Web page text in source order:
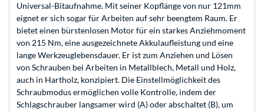
Universal-Bitaufnahme. Mit seiner Kopflänge von nur 121mm
eignet er sich sogar für Arbeiten auf sehr beengtem Raum. Er
bietet einen bürstenlosen Motor für ein starkes Anziehmoment
von 215 Nm, eine ausgezeichnete Akkulaufleistung und eine
lange Werkzeuglebensdauer. Er ist zum Anziehen und Lösen
von Schrauben bei Arbeiten in Metallblech, Metall und Holz,
auch in Hartholz, konzipiert. Die Einstellmöglichkeit des
Schraubmodus ermöglichen volle Kontrolle, indem der
Schlagschrauber langsamer wird (A) oder abschaltet (B), um